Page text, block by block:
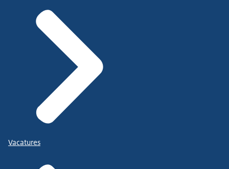
Vacatures